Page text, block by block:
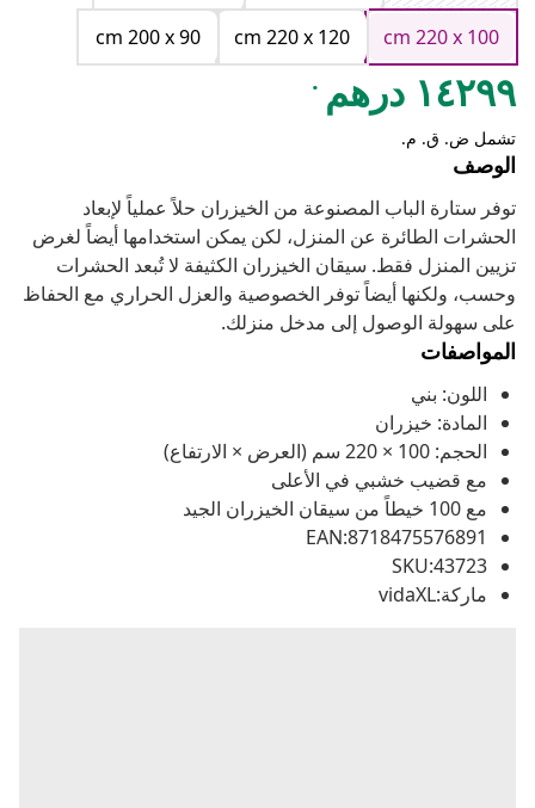
cm 220 x 100
cm 220 x 120
cm 200 x 90
١٤٢٩٩ درهم .
تشمل ض. ق. م.
الوصف
توفر ستارة الباب المصنوعة من الخيزران حلاً عملياً لإبعاد
الحشرات الطائرة عن المنزل، لكن يمكن استخدامها أيضاً لغرض
تزيين المنزل فقط. سيقان الخيزران الكثيفة لا تُبعد الحشرات
وحسب، ولكنها أيضاً توفر الخصوصية والعزل الحراري مع الحفاظ
على سهولة الوصول إلى مدخل منزلك.
المواصفات
اللون: بني
المادة: خيزران
الحجم: 100 × 220 سم (العرض × الارتفاع)
مع قضيب خشبي في الأعلى
مع 100 خيطاً من سيقان الخيزران الجيد
EAN:8718475576891
SKU:43723
ماركة:vidaXL